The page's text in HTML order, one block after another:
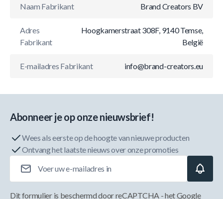
Naam Fabrikant Brand Creators BV
Adres
Fabrikant
Hoogkamerstraat 308F, 9140 Temse,
België
E-mailadres Fabrikant info@brand-creators.eu
Abonneer je op onze nieuwsbrief!
Wees als eerste op de hoogte van nieuwe producten
Ontvang het laatste nieuws over onze promoties
Dit formulier is beschermd door reCAPTCHA - hetGoogle